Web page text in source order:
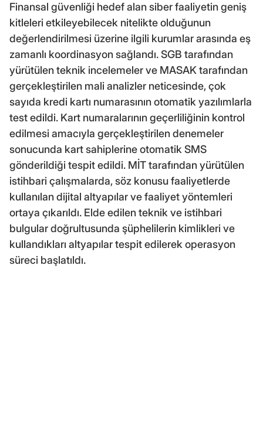
Finansal güvenliği hedef alan siber faaliyetin geniş
kitleleri etkileyebilecek nitelikte olduğunun
değerlendirilmesi üzerine ilgili kurumlar arasında eş
zamanlı koordinasyon sağlandı. SGB tarafından
yürütülen teknik incelemeler ve MASAK tarafından
gerçekleştirilen mali analizler neticesinde, çok
sayıda kredi kartı numarasının otomatik yazılımlarla
test edildi. Kart numaralarının geçerliliğinin kontrol
edilmesi amacıyla gerçekleştirilen denemeler
sonucunda kart sahiplerine otomatik SMS
gönderildiği tespit edildi. MİT tarafından yürütülen
istihbari çalışmalarda, söz konusu faaliyetlerde
kullanılan dijital altyapılar ve faaliyet yöntemleri
ortaya çıkarıldı. Elde edilen teknik ve istihbari
bulgular doğrultusunda şüphelilerin kimlikleri ve
kullandıkları altyapılar tespit edilerek operasyon
süreci başlatıldı.